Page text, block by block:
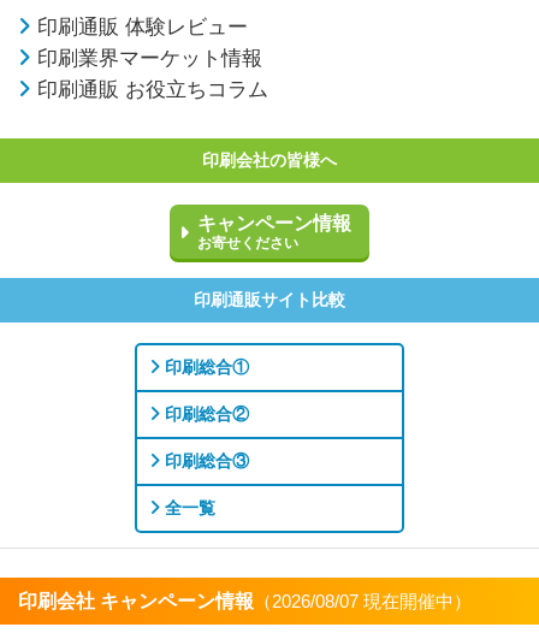
印刷通販 体験レビュー
印刷業界マーケット情報
印刷通販 お役立ちコラム
印刷会社の皆様へ
キャンペーン情報
お寄せください
印刷通販サイト比較
印刷総合①
印刷総合②
印刷総合③
全一覧
印刷会社 キャンペーン情報 （2026/08/07 現在開催中）